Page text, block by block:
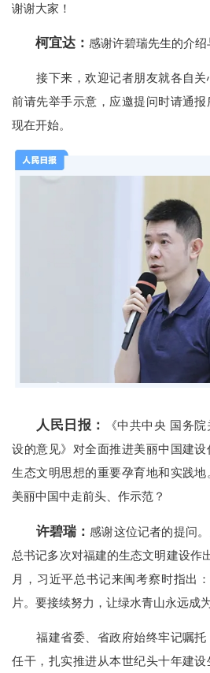
谢谢大家！
柯宜达：感谢许碧瑞先生的介绍
接下来，欢迎记者朋友就各自关
前请先举手示意，应邀提问时请通
现在开始。
人民日报：
《中共中央 国务
设的意见》对全面推进美丽中国建
生态文明思想的重要孕育地和实践
美丽中国中走前头、作示范？
许碧瑞：感谢这位记者的提问
总书记多次对福建的生态文明建设作
月，习近平总书记来闽考察时指出
片。要接续努力，让绿水青山永远成
福建省委、省政府始终牢记嘱托
任干，扎实推进从本世纪头十年建